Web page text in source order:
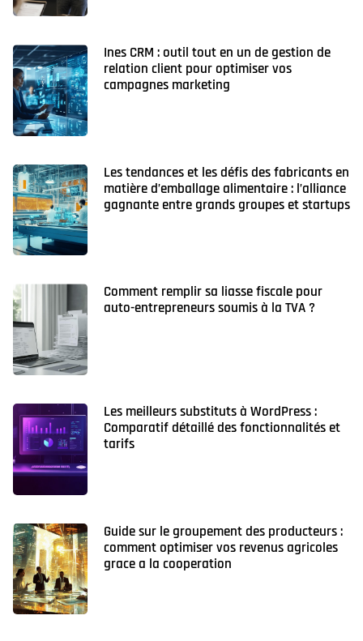
Ines CRM : outil tout en un de gestion de
relation client pour optimiser vos
campagnes marketing
Les tendances et les défis des fabricants en
matière d’emballage alimentaire : l’alliance
gagnante entre grands groupes et startups
Comment remplir sa liasse fiscale pour
auto-entrepreneurs soumis à la TVA ?
Les meilleurs substituts à WordPress :
Comparatif détaillé des fonctionnalités et
tarifs
Guide sur le groupement des producteurs :
comment optimiser vos revenus agricoles
grace a la cooperation